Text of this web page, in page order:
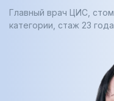
Главный врач ЦИС,
категории, cтаж 23 года